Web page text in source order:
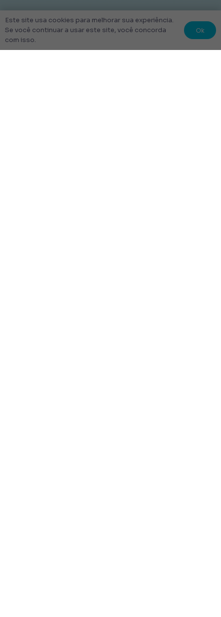
Este site usa cookies para melhorar sua experiência.
Se você continuar a usar este site, você concorda
com isso.
Ok